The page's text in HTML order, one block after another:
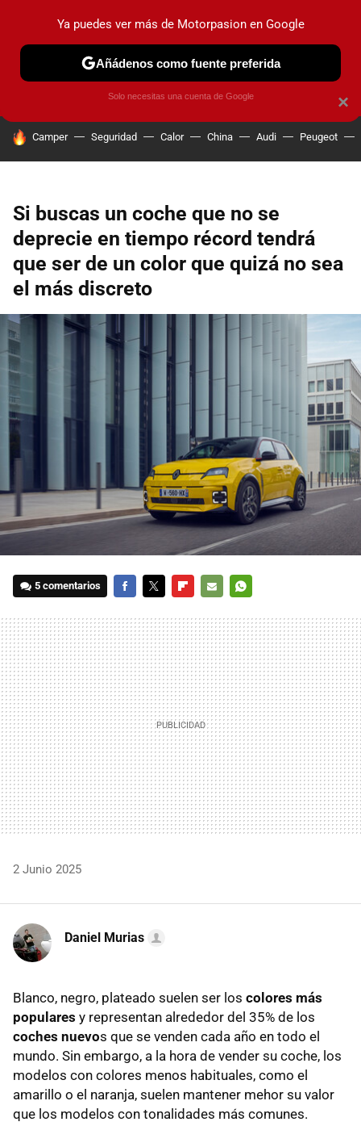
PRUEBAS COCHES ELÉCTRICOS OBSERVATORIO
HOY SE HABLA DE
Camper Seguridad Calor China Audi Peugeot
Si buscas un coche que no se
deprecie en tiempo récord tendrá
que ser de un color que quizá no sea
el más discreto
5 comentarios
MAIL
2 Junio 2025
Daniel Murias
Blanco, negro, plateado suelen ser los colores más
populares y representan alrededor del 35% de los
coches nuevos que se venden cada año en todo el
mundo. Sin embargo, a la hora de vender su coche, los
modelos con colores menos habituales, como el
amarillo o el naranja, suelen mantener mehor su valor
que los modelos con tonalidades más comunes.
×
Ya puedes ver más de Motorpasion en Google
Añádenos como fuente preferida
Solo necesitas una cuenta de Google